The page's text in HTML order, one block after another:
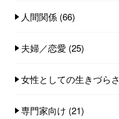
人間関係 (66)
夫婦／恋愛 (25)
女性としての生きづらさ
専門家向け (21)